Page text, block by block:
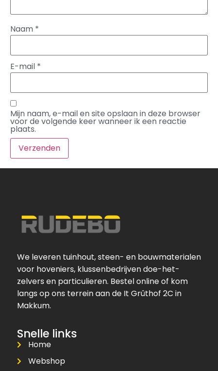
Naam *
E-mail *
Mijn naam, e-mail en site opslaan in deze browser
voor de volgende keer wanneer ik een reactie
plaats.
We leveren tuinhout, steen- en bouwmaterialen
voor hoveniers, klussenbedrijven doe-het-
zelvers en particulieren. Bestel online of kom
langs op ons terrein aan de It Grûthof 2C in
Makkum.
Snelle links
Home
Webshop